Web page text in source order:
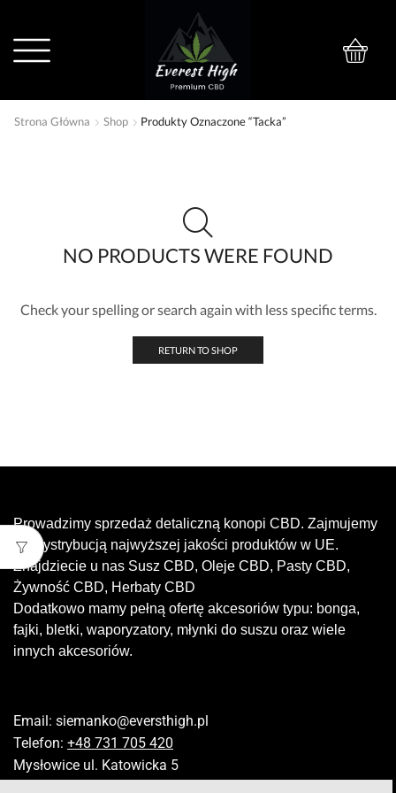
Strona Główna Shop Produkty Oznaczone “tacka”
NO PRODUCTS WERE FOUND
Check your spelling or search again with less specific terms.
RETURN TO SHOP
Prowadzimy sprzedaż detaliczną konopi CBD. Zajmujemy
się dystrybucją najwyższej jakości produktów w UE.
Znajdziecie u nas Susz CBD, Oleje CBD, Pasty CBD,
Żywność CBD, Herbaty CBD
Dodatkowo mamy pełną ofertę akcesoriów typu: bonga,
fajki, bletki, waporyzatory, młynki do suszu oraz wiele
innych akcesoriów.
Email: siemanko@eversthigh.pl
Telefon: +48 731 705 420
Mysłowice ul. Katowicka 5